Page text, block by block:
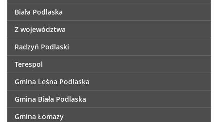
Biała Podlaska
Z województwa
Radzyń Podlaski
Terespol
Gmina Leśna Podlaska
Gmina Biała Podlaska
Gmina Łomazy